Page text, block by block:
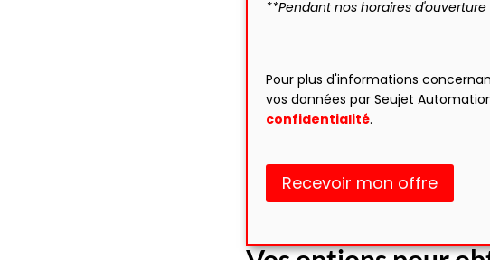
**Pendant nos horaires d'ouverture
Pour plus d'informations
vos données par Seujet
confidentialité.
Recevoir mon offre